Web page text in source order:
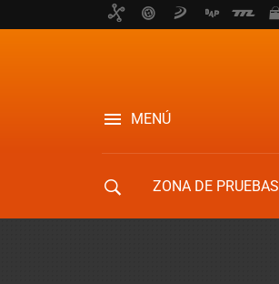
MENÚ
ZONA DE PRUEBAS